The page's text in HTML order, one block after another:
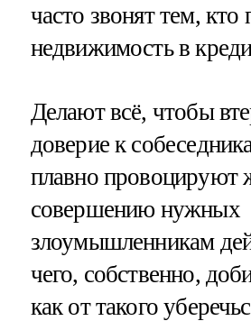
часто звонят тем, кто
недвижимость в
Делают всё, чтобы
доверие к
плавно провоцируют
совершению нужных
злоумышленникам
чего, собственно,
как от такого